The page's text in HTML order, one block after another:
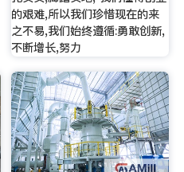
的艰难,所以我们珍惜现在的来
之不易,我们始终遵循:勇敢创新,
不断增长,努力